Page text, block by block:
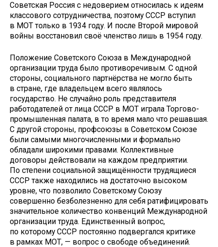
Советская Россия с недоверием относилась к идеям
классового сотрудничества, поэтому СССР вступил
в МОТ только в 1934 году. И после Второй мировой
войны восстановил своё членство лишь в 1954 году.
Положение Советского Союза в Международной
организации труда было противоречивым. С одной
стороны, социального партнёрства не могло быть
в стране, где владельцем всего являлось
государство. Не случайно роль представителя
работодателей от лица СССР в МОТ играла Торгово-
промышленная палата, в то время мало что решавшая.
С другой стороны, профсоюзы в Советском Союзе
были самыми многочисленными и формально
обладали широкими правами. Коллективные
договоры действовали на каждом предприятии.
По степени социальной защищённости трудящиеся
СССР также находились на достаточно высоком
уровне, что позволило Советскому Союзу
совершенно безболезненно для себя ратифицировать
значительное количество конвенций Международной
организации труда. Единственный вопрос,
по которому СССР постоянно подвергался критике
в рамках МОТ, — вопрос о свободе объединений.